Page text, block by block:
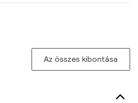
Az összes kibontása